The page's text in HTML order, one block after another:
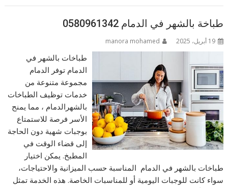
طباخة بالشهر في الدمام 0580961342
19 أبريل، 2025 manora mohamed
طباخات بالشهر في
الدمام توفر الدمام
مجموعة متنوعة من
خدمات توظيف الطباخات
بالشهرالدمام ، مما يمنح
الأسر فرصة للاستمتاع
بوجبات شهية دون الحاجة
إلى قضاء الوقت في
المطبخ. يمكن اختيار
طباخات بالشهر في الدمام المناسبة حسب الميزانية والاحتياجات،
سواء كانت للوجبات اليومية أو للمناسبات الخاصة. هذه الخدمة تمثل